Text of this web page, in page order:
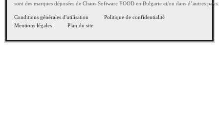
sont des marques déposées de Chaos Software EOOD en Bulgarie et/ou dans d’autres pays.
Conditions générales d'utilisation
Politique de confidentialité
Mentions légales
Plan du site